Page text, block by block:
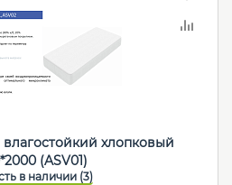
хлопковый
(ASV01)